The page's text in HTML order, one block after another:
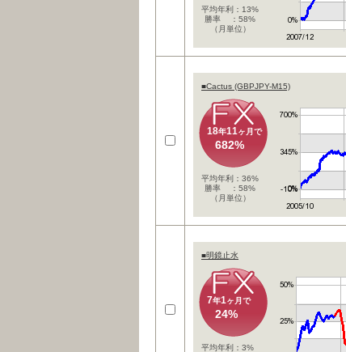
平均年利：13%
勝率 ：58%
（月単位）
■Cactus (GBPJPY-M15)
18年11ヶ月で
682%
平均年利：36%
勝率 ：58%
（月単位）
■明鏡止水
7年1ヶ月で
24%
平均年利：3%